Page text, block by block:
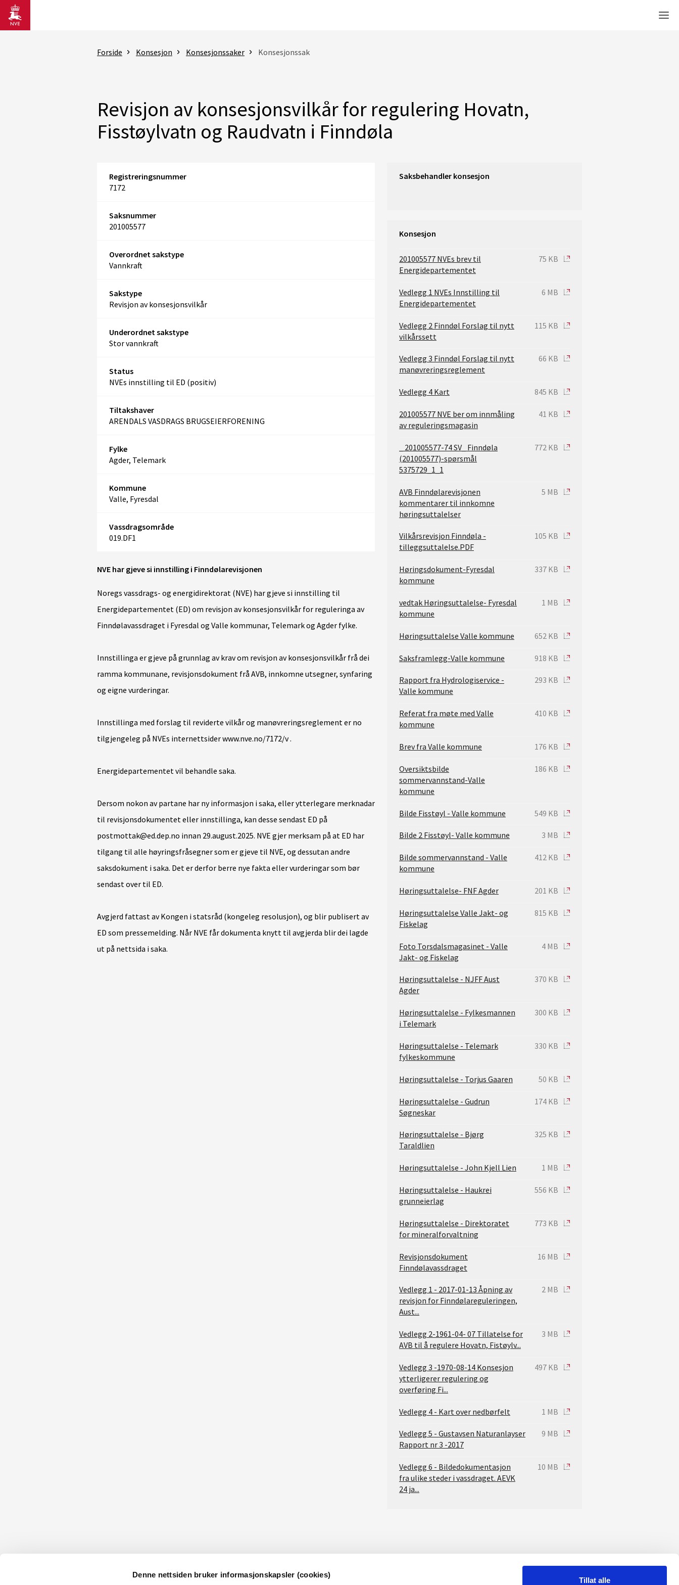
Denne nettsiden bruker informasjonskapsler (cookies)
Tillat alle
Gå til hovedinnhold
Forside Konsesjon Konsesjonssaker Konsesjonssak
Revisjon av konsesjonsvilkår for regulering Hovatn,
Fisstøylvatn og Raudvatn i Finndøla
Registreringsnummer
7172
Saksnummer
201005577
Overordnet sakstype
Vannkraft
Sakstype
Revisjon av konsesjonsvilkår
Underordnet sakstype
Stor vannkraft
Status
NVEs innstilling til ED (positiv)
Tiltakshaver
ARENDALS VASDRAGS BRUGSEIERFORENING
Fylke
Agder, Telemark
Kommune
Valle, Fyresdal
Vassdragsområde
019.DF1
NVE har gjeve si innstilling i Finndølarevisjonen
Noregs vassdrags- og energidirektorat (NVE) har gjeve si innstilling til
Energidepartementet (ED) om revisjon av konsesjonsvilkår for reguleringa av
Finndølavassdraget i Fyresdal og Valle kommunar, Telemark og Agder fylke.
Innstillinga er gjeve på grunnlag av krav om revisjon av konsesjonsvilkår frå dei
ramma kommunane, revisjonsdokument frå AVB, innkomne utsegner, synfaring
og eigne vurderingar.
Innstillinga med forslag til reviderte vilkår og manøvreringsreglement er no
tilgjengeleg på NVEs internettsider www.nve.no/7172/v .
Energidepartementet vil behandle saka.
Dersom nokon av partane har ny informasjon i saka, eller ytterlegare merknadar
til revisjonsdokumentet eller innstillinga, kan desse sendast ED på
postmottak@ed.dep.no innan 29.august.2025. NVE gjer merksam på at ED har
tilgang til alle høyringsfråsegner som er gjeve til NVE, og dessutan andre
saksdokument i saka. Det er derfor berre nye fakta eller vurderingar som bør
sendast over til ED.
Avgjerd fattast av Kongen i statsråd (kongeleg resolusjon), og blir publisert av
ED som pressemelding. Når NVE får dokumenta knytt til avgjerda blir dei lagde
ut på nettsida i saka.
Saksbehandler konsesjon
Konsesjon
201005577 NVEs brev til
Energidepartementet
75 KB
Vedlegg 1 NVEs Innstilling til
Energidepartementet
6 MB
Vedlegg 2 Finndøl Forslag til nytt
vilkårssett
115 KB
Vedlegg 3 Finndøl Forslag til nytt
manøvreringsreglement
66 KB
Vedlegg 4 Kart 845 KB
201005577 NVE ber om innmåling
av reguleringsmagasin
41 KB
_ 201005577-74 SV_ Finndøla
(201005577)-spørsmål
5375729_1_1
772 KB
AVB Finndølarevisjonen
kommentarer til innkomne
høringsuttalelser
5 MB
Vilkårsrevisjon Finndøla -
tilleggsuttalelse.PDF
105 KB
Høringsdokument-Fyresdal
kommune
337 KB
vedtak Høringsuttalelse- Fyresdal
kommune
1 MB
Høringsuttalelse Valle kommune 652 KB
Saksframlegg-Valle kommune 918 KB
Rapport fra Hydrologiservice -
Valle kommune
293 KB
Referat fra møte med Valle
kommune
410 KB
Brev fra Valle kommune 176 KB
Oversiktsbilde
sommervannstand-Valle
kommune
186 KB
Bilde Fisstøyl - Valle kommune 549 KB
Bilde 2 Fisstøyl- Valle kommune 3 MB
Bilde sommervannstand - Valle
kommune
412 KB
Høringsuttalelse- FNF Agder 201 KB
Høringsuttalelse Valle Jakt- og
Fiskelag
815 KB
Foto Torsdalsmagasinet - Valle
Jakt- og Fiskelag
4 MB
Høringsuttalelse - NJFF Aust
Agder
370 KB
Høringsuttalelse - Fylkesmannen
i Telemark
300 KB
Høringsuttalelse - Telemark
fylkeskommune
330 KB
Høringsuttalelse - Torjus Gaaren 50 KB
Høringsuttalelse - Gudrun
Søgneskar
174 KB
Høringsuttalelse - Bjørg
Taraldlien
325 KB
Høringsuttalelse - John Kjell Lien 1 MB
Høringsuttalelse - Haukrei
grunneierlag
556 KB
Høringsuttalelse - Direktoratet
for mineralforvaltning
773 KB
Revisjonsdokument
Finndølavassdraget
16 MB
Vedlegg 1 - 2017-01-13 Åpning av
revisjon for Finndølareguleringen,
Aust...
2 MB
Vedlegg 2-1961-04- 07 Tillatelse for
AVB til å regulere Hovatn, Fistøylv...
3 MB
Vedlegg 3 -1970-08-14 Konsesjon
ytterligerer regulering og
overføring Fi...
497 KB
Vedlegg 4 - Kart over nedbørfelt 1 MB
Vedlegg 5 - Gustavsen Naturanlayser
Rapport nr 3 -2017
9 MB
Vedlegg 6 - Bildedokumentasjon
fra ulike steder i vassdraget. AEVK
24 ja...
10 MB